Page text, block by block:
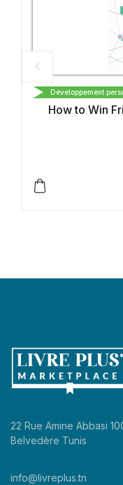
How to Win
Développement
22 Rue Amine Abbasi
Belvedère Tunis
info@livreplus.tn